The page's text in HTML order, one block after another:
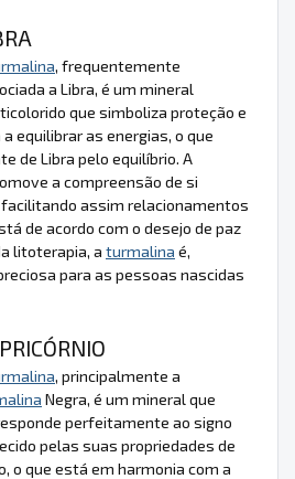
, frequentemente
a Libra, é um mineral
que simboliza proteção e
equilibrar as energias, o que
de Libra pelo equilíbrio. A
a compreensão de si
assim relacionamentos
de acordo com o desejo de paz
litoterapia, a turmalina é,
para as pessoas nascidas
, principalmente a
Negra, é um mineral que
perfeitamente ao signo
pelas suas propriedades de
o que está em harmonia com a